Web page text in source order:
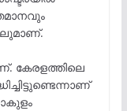
കേരളത്തിലെ